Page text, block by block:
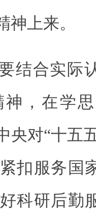
上来。
结合实际
，在学
央对“十五
扣服务国
科研后勤